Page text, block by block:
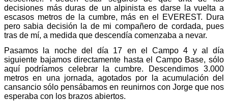
decisiones más duras de un alpinista es darse la vuelta a
escasos metros de la cumbre, más en el EVEREST. Dura
pero sabia decisión la de mi compañero de cordada, pues
tras de mí, a medida que descendía comenzaba a nevar.
Pasamos la noche del día 17 en el Campo 4 y al día
siguiente bajamos directamente hasta el Campo Base, sólo
aquí podríamos celebrar la cumbre. Descendimos 3.000
metros en una jornada, agotados por la acumulación del
cansancio sólo pensábamos en reunirnos con Jorge que nos
esperaba con los brazos abiertos.